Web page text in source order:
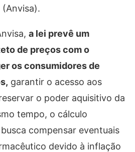
(Anvisa).
a lei prevê um
de preços com o
os consumidores de
garantir o acesso aos
o poder aquisitivo da
tempo, o cálculo
compensar eventuais
devido à inflação